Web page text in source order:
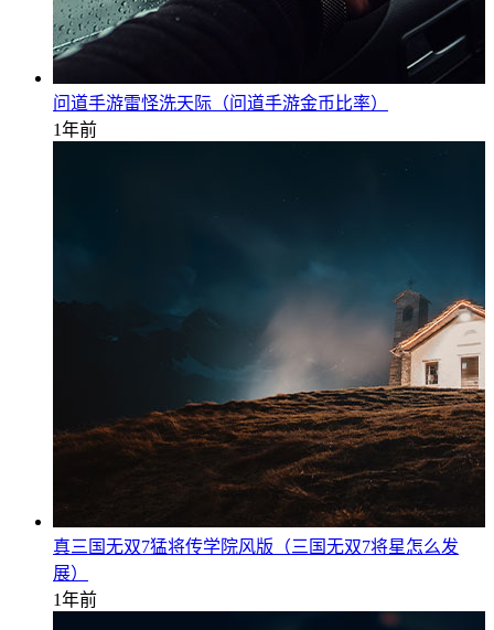
问道手游雷怪洗天际（问道手游金币比率）
1年前
真三国无双7猛将传学院风版（三国无双7将星怎么发
展）
1年前